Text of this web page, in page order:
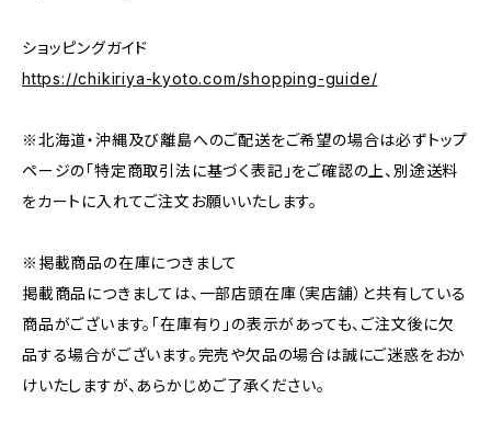
ショッピングガイド
https://chikiriya-kyoto.com/shopping-guide/
※北海道・沖縄及び離島へのご配送をご希望の場合は必ずトップ
ページの「特定商取引法に基づく表記」をご確認の上、別途送料
をカートに入れてご注文お願いいたします。
※掲載商品の在庫につきまして
掲載商品につきましては、一部店頭在庫（実店舗）と共有している
商品がございます。「在庫有り」の表示があっても、ご注文後に欠
品する場合がございます。完売や欠品の場合は誠にご迷惑をおか
けいたしますが、あらかじめご了承ください。